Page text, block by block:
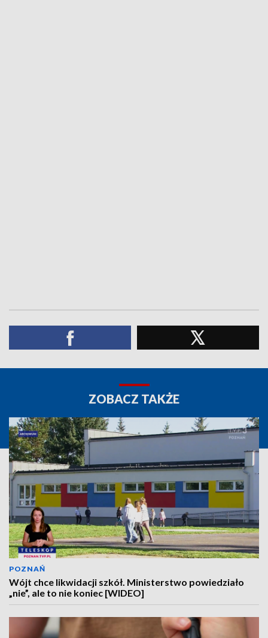
ZOBACZ TAKŻE
POZNAŃ
Wójt chce likwidacji szkół. Ministerstwo powiedziało
„nie”, ale to nie koniec [WIDEO]